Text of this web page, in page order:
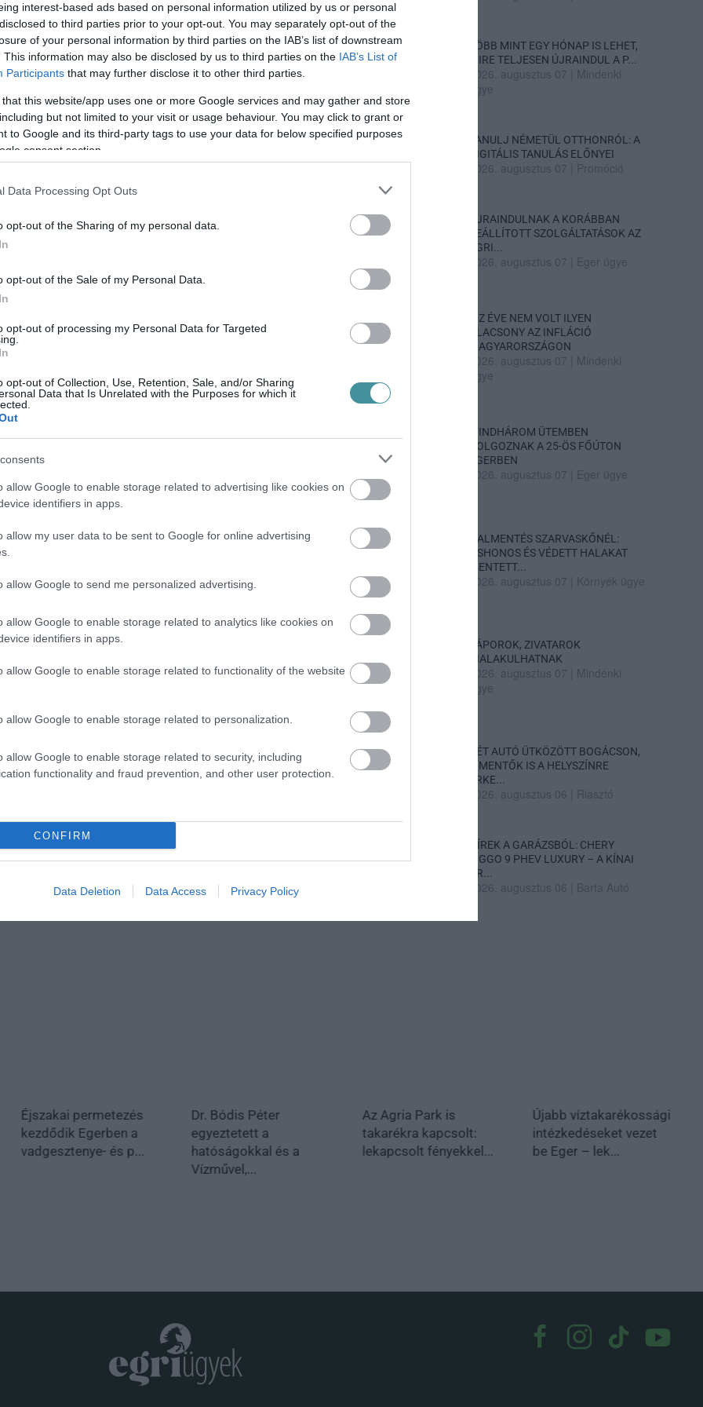
interest-based ads based on personal information utilized by us or personal
to third parties prior to your opt-out. You may separately opt-out of the
of your personal information by third parties on the IAB’s list of downstream
This information may also be disclosed by us to third parties on the IAB’s List of
Participants that may further disclose it to other third parties.
that this website/app uses one or more Google services and may gather and store
but not limited to your visit or usage behaviour. You may click to grant or
to Google and its third-party tags to use your data for below specified purposes
consent section.
Data Processing Opt Outs
opt-out of the Sharing of my personal data.
opt-out of the Sale of my Personal Data.
opt-out of processing my Personal Data for Targeted
opt-out of Collection, Use, Retention, Sale, and/or Sharing
Data that Is Unrelated with the Purposes for which it
allow Google to enable storage related to advertising like cookies on
identifiers in apps.
allow my user data to be sent to Google for online advertising
allow Google to send me personalized advertising.
allow Google to enable storage related to analytics like cookies on
identifiers in apps.
allow Google to enable storage related to functionality of the website
allow Google to enable storage related to personalization.
allow Google to enable storage related to security, including
functionality and fraud prevention, and other user protection.
CONFIRM
Data Deletion Data Access Privacy Policy
Ferenc utca szomszédságában
pontosabban egyelőre földútként
rajta, amely a jövőben újabb
lakó kezdeményezte, ugyanis a hivatalos
Neki saját javaslata nem volt,
megjelölnie. A szakértők a
és borászathoz
utca, Puttony utca, Kékfrankos utca. Az
meg az eredmény, hamarosan a
az EGRI ÜGYEK Google Hírek oldalán!
TÖBB MINT EGY HÓNAP IS LEHET,
MIRE TELJESEN ÚJRAINDUL A P...
2026. augusztus 07
Mindenki
ügye
TANULJ NÉMETÜL OTTHONRÓL: A
DIGITÁLIS TANULÁS ELŐNYEI
2026. augusztus 07 Promóció
ÚJRAINDULNAK A KORÁBBAN
LEÁLLÍTOTT SZOLGÁLTATÁSOK AZ
EGRI...
2026. augusztus 07 Eger ügye
TÍZ ÉVE NEM VOLT ILYEN
ALACSONY AZ INFLÁCIÓ
MAGYARORSZÁGON
2026. augusztus 07
Mindenki
ügye
MINDHÁROM ÜTEMBEN
DOLGOZNAK A 25-ÖS FŐÚTON
EGERBEN
2026. augusztus 07 Eger ügye
HALMENTÉS SZARVASKŐNÉL:
ŐSHONOS ÉS VÉDETT HALAKAT
MENTETT...
2026. augusztus 07 Környék ügye
ZÁPOROK, ZIVATAROK
KIALAKULHATNAK
2026. augusztus 07
Mindenki
ügye
KÉT AUTÓ ÜTKÖZÖTT BOGÁCSON,
A MENTŐK IS A HELYSZÍNRE
ÉRKE...
2026. augusztus 06 Riasztó
HÍREK A GARÁZSBÓL: CHERY
TIGGO 9 PHEV LUXURY – A KÍNAI
PR...
2026. augusztus 06 Barta Autó
Éjszakai permetezés
kezdődik Egerben a
vadgesztenye- és p...
Dr. Bódis Péter
egyeztetett a
hatóságokkal és a
Vízművel,...
Az Agria Park is
takarékra kapcsolt:
lekapcsolt fényekkel...
Újabb víztakarékossági
intézkedéseket vezet
be Eger – lek...